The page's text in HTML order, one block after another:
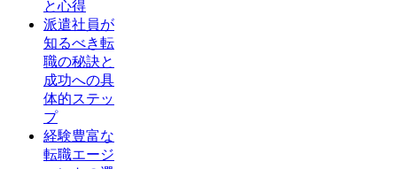
と心得
派遣社員が
知るべき転
職の秘訣と
成功への具
体的ステッ
プ
経験豊富な
転職エージ